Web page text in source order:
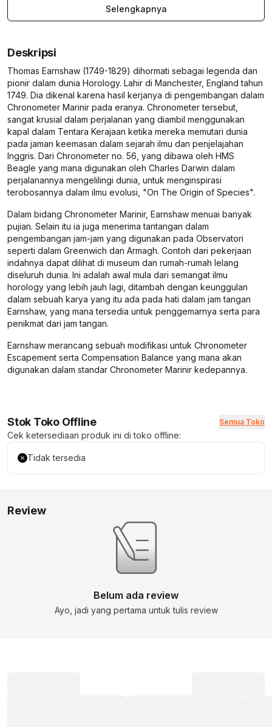
Selengkapnya
Deskripsi
Thomas Earnshaw (1749-1829) dihormati sebagai legenda dan
pionir dalam dunia Horology. Lahir di Manchester, England tahun
1749. Dia dikenal karena hasil kerjanya di pengembangan dalam
Chronometer Marinir pada eranya. Chronometer tersebut,
sangat krusial dalam perjalanan yang diambil menggunakan
kapal dalam Tentara Kerajaan ketika mereka memutari dunia
pada jaman keemasan dalam sejarah ilmu dan penjelajahan
Inggris. Dari Chronometer no. 56, yang dibawa oleh HMS
Beagle yang mana digunakan oleh Charles Darwin dalam
perjalanannya mengelilingi dunia, untuk menginspirasi
terobosannya dalam ilmu evolusi, "On The Origin of Species".
Dalam bidang Chronometer Marinir, Earnshaw menuai banyak
pujian. Selain itu ia juga menerima tantangan dalam
pengembangan jam-jam yang digunakan pada Observatori
seperti dalam Greenwich dan Armagh. Contoh dari pekerjaan
indahnya dapat dilihat di museum dan rumah-rumah lelang
diseluruh dunia. Ini adalah awal mula dari semangat ilmu
horology yang lebih jauh lagi, ditambah dengan keunggulan
dalam sebuah karya yang itu ada pada hati dalam jam tangan
Earnshaw, yang mana tersedia untuk penggemarnya serta para
penikmat dari jam tangan.
Earnshaw merancang sebuah modifikasi untuk Chronometer
Escapement serta Compensation Balance yang mana akan
digunakan dalam standar Chronometer Marinir kedepannya.
Stok Toko Offline Semua Toko
Cek ketersediaan produk ini di toko offline:
Tidak tersedia
Review
Belum ada review
Ayo, jadi yang pertama untuk tulis review